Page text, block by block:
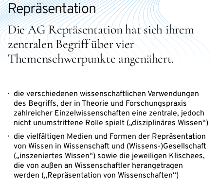
Repräsentation
Die AG Repräsentation hat sich ihrem
zentralen Begriff über vier
Themenschwerpunkte angenähert.
die verschiedenen wissenschaftlichen Verwendungen
des Begriffs, der in Theorie und Forschungspraxis
zahlreicher Einzelwissenschaften eine zentrale, jedoch
nicht unumstrittene Rolle spielt („disziplinäres Wissen“)
die vielfältigen Medien und Formen der Repräsentation
von Wissen in Wissenschaft und (Wissens-)Gesellschaft
(„inszeniertes Wissen“) sowie die jeweiligen Klischees,
die von außen an Wissenschaftler herangetragen
werden („Repräsentation von Wissenschaften“)